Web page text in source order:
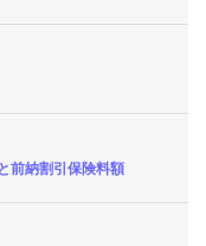
前納割引保険料額